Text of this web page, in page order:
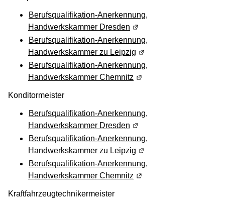
Berufsqualifikation-Anerkennung,
Handwerkskammer Dresden (Wird in einem neuen
Berufsqualifikation-Anerkennung,
Handwerkskammer zu Leipzig (Wird in einem neuen
Berufsqualifikation-Anerkennung,
Handwerkskammer Chemnitz (Wird in einem neuen
Konditormeister
Berufsqualifikation-Anerkennung,
Handwerkskammer Dresden (Wird in einem neuen
Berufsqualifikation-Anerkennung,
Handwerkskammer zu Leipzig (Wird in einem neuen
Berufsqualifikation-Anerkennung,
Handwerkskammer Chemnitz (Wird in einem neuen
Kraftfahrzeugtechnikermeister